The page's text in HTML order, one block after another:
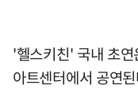
'헬스키친' 국내 초
아트센터에서 공연